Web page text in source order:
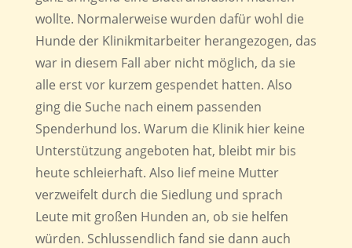
wollte. Normalerweise wurden dafür wohl die
Hunde der Klinikmitarbeiter herangezogen, das
war in diesem Fall aber nicht möglich, da sie
alle erst vor kurzem gespendet hatten. Also
ging die Suche nach einem passenden
Spenderhund los. Warum die Klinik hier keine
Unterstützung angeboten hat, bleibt mir bis
heute schleierhaft. Also lief meine Mutter
verzweifelt durch die Siedlung und sprach
Leute mit großen Hunden an, ob sie helfen
würden. Schlussendlich fand sie dann auch